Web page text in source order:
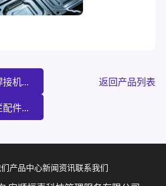
接机... 返回产品列表
件...
产品中心新闻资讯联系我们